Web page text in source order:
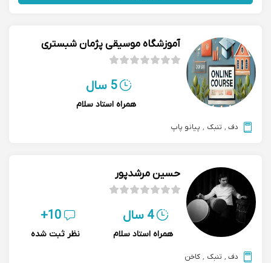
آموزشگاه موسیقی پژمان شبستری
5 سال
همراه استاد سلام
دف , تنبک , پیانو پاپ
حسین مرشدپور
4 سال
همراه استاد سلام
10+
نظر ثبت شده
دف , تنبک , کاخن